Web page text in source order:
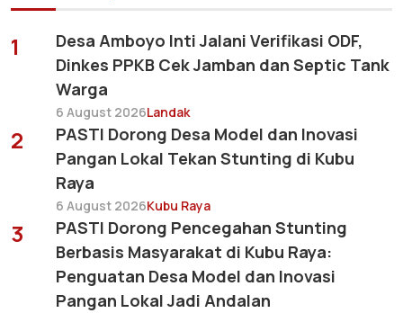
1
Desa Amboyo Inti Jalani Verifikasi ODF,
Dinkes PPKB Cek Jamban dan Septic Tank
Warga
6 August 2026Landak
2
PASTI Dorong Desa Model dan Inovasi
Pangan Lokal Tekan Stunting di Kubu
Raya
6 August 2026Kubu Raya
3
PASTI Dorong Pencegahan Stunting
Berbasis Masyarakat di Kubu Raya:
Penguatan Desa Model dan Inovasi
Pangan Lokal Jadi Andalan